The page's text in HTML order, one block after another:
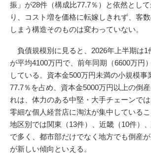
振」が28件（構成比77.7％）と依然とし
り、コスト増を価格に転嫁しきれず、客
しまう構造そのものは変わっていない。
負債規模別に見ると、2026年上半期は1
が平均4100万円で、前年同期（6600万円
している。資本金500万円未満の小規模事
77.7％を占め、資本金5000万円以上の倒
れは、体力のある中堅・大手チェーンで
零細な個人経営店に淘汰が集中しているこ
地区別では関東（13件）、近畿（10件）
で多く、都市部だけでなく地方でも倒産
が新しい傾向といえる。